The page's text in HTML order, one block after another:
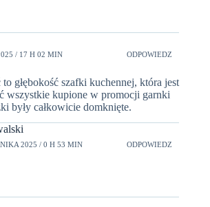
/ 17 H 02 MIN ODPOWIEDZ
głębokość szafki kuchennej, która jest
wszystkie kupione w promocji garnki
były całkowicie domknięte.
2025 / 0 H 53 MIN ODPOWIEDZ